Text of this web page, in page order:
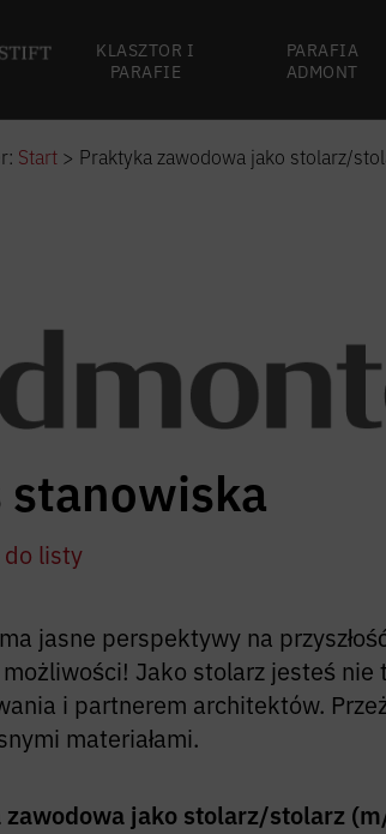
KLASZTOR I
PARAFIE
PARAFIA
ADMONT
Start> Praktyka zawodowa jako stolarz/
stanowiska
listy
jasne perspektywy na
Jako stolarz jesteś
i partnerem architektów.
materiałami.
zawodowa jako stolarz/stolarz